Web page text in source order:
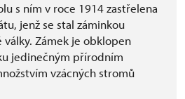
s ním v roce 1914 zastřelena
jenž se stal záminkou
Zámek je obklopen
jedinečným přírodním
vzácných stromů